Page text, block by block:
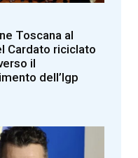
Toscana al
Cardato riciclato
il
dell’Igp